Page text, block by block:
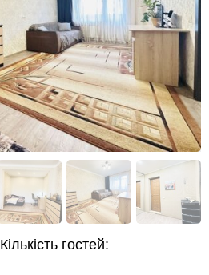
Кількість гостей: